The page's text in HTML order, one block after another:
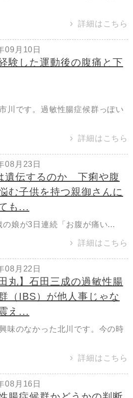
詳細はこちら
09月10日
験した運動後の腹痛と下
川です。過敏性腸症候群っぽい
詳細はこちら
08月23日
遺伝するのか 下痢や腹
む子供を持つ親御さんに
も...
娘が3日連続「お腹が痛い...
詳細はこちら
08月22日
田丸】石田三成の過敏性腸
（IBS）が他人事じゃな
え...
味のなかった北川です。今の時
詳細はこちら
08月16日